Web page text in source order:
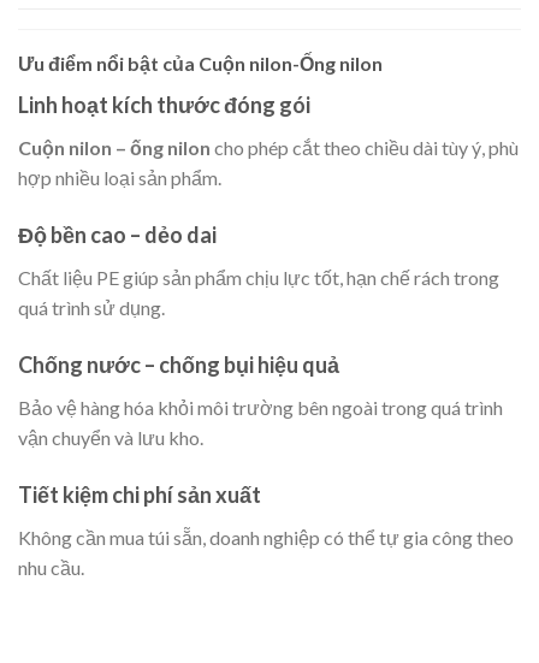
Ưu điểm nổi bật của Cuộn nilon-Ống nilon
Linh hoạt kích thước đóng gói
Cuộn nilon – ống nilon cho phép cắt theo chiều dài tùy ý, phù
hợp nhiều loại sản phẩm.
Độ bền cao – dẻo dai
Chất liệu PE giúp sản phẩm chịu lực tốt, hạn chế rách trong
quá trình sử dụng.
Chống nước – chống bụi hiệu quả
Bảo vệ hàng hóa khỏi môi trường bên ngoài trong quá trình
vận chuyển và lưu kho.
Tiết kiệm chi phí sản xuất
Không cần mua túi sẵn, doanh nghiệp có thể tự gia công theo
nhu cầu.